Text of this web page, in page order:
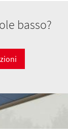
basso?